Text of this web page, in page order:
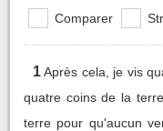
Comparer
1 Après cela, je vis
quatre coins de la
terre pour qu'aucun